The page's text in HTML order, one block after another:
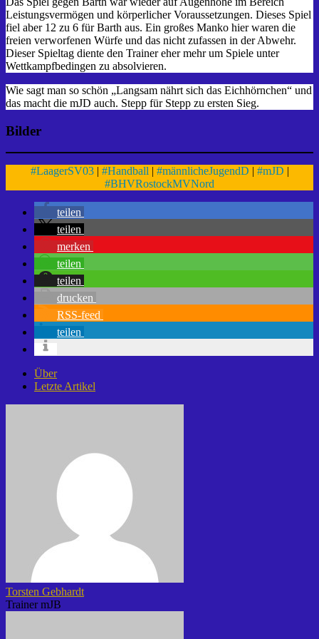
Leistungsvermögen und körperlicher Voraussetzungen. Dieses Spiel
fiel aber 12 zu 6 für Barth aus. Ein großes Manko hier waren die
freien verworfenen Würfe und das nicht zufassen in der Abwehr.
Dieser Spieltag diente den Trainer eher mehr um Spiele unter
Wettkampfbedingen zu absolvieren.
Wie sagt man so schön „Langsam nährt sich das Eichhörnchen“ und
das macht die mJD auch. Stepp für Stepp zu ersten Sieg.
Bilder
#LaagerSV03| #Handball| #männlicheJugendD #mJD
#BHVRostockMVNord
teilen
teilen
merken
teilen
teilen
drucken
RSS-feed
teilen
Über
Letzte Artikel
Torsten Gebhardt
Trainer mJB